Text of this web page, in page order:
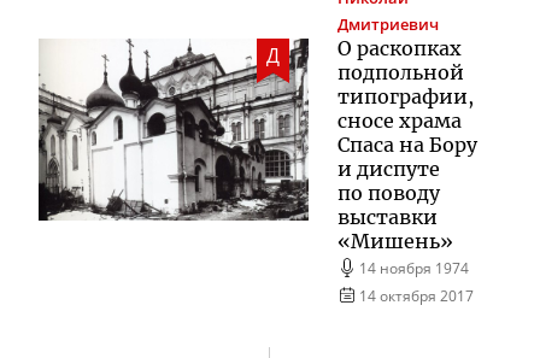
Д
Дмитриевич
О раскопках
подпольной
типографии,
сносе храма
Спаса на Бору
и диспуте
по поводу
выставки
«Мишень»
14 ноября 1974
14 октября 2017